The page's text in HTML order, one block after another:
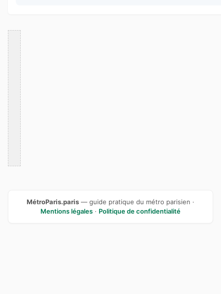
MétroParis.paris — guide pratique du métro parisien ·
Mentions légales · Politique de confidentialité